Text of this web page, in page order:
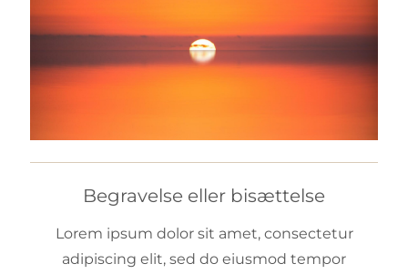
Begravelse eller bisættelse
Lorem ipsum dolor sit amet, consectetur
adipiscing elit, sed do eiusmod tempor